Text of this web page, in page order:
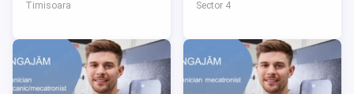
Timisoara Sector 4